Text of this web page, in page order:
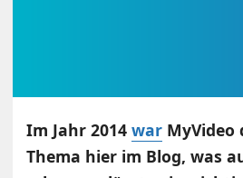
Im Jahr 2014war MyVideo
Thema hier im Blog, was